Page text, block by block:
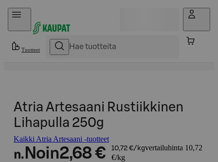
Hyppää sisältöön
Tuotteet
Atria Artesaani Rustiikkinen
Lihapulla 250g
Kaikki Atria Artesaani -tuotteet
n. Noin2,68 € 10,72 €/kgvertailuhinta 10,72
€/kg